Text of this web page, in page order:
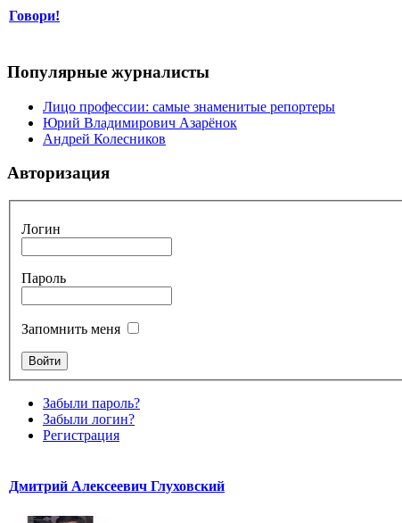
Говори!
Популярные журналисты
Лицо профессии: самые знаменитые репортеры
Юрий Владимирович Азарёнок
Андрей Колесников
Авторизация
Логин
Пароль
Запомнить меня
Забыли пароль?
Забыли логин?
Регистрация
Дмитрий Алексеевич Глуховский